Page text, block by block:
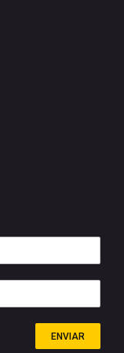
ENVIAR